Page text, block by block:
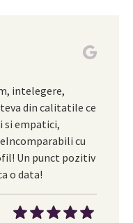
intelegere,
din calitatile ce
si empatici,
cu
Un punct pozitiv
o data!